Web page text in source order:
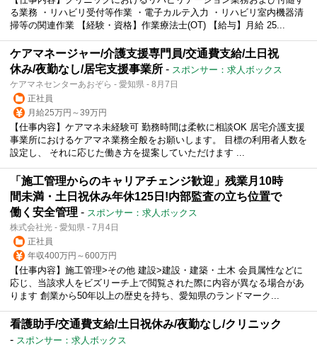
る業務 ・リハビリ受付等作業 ・電子カルテ入力 ・リハビリ室内機器清
掃等の関連作業 【経験・資格】作業療法士(OT) 【給与】月給 25...
ケアマネージャー/介護支援専門員/交通費支給/土日祝
休み/夜勤なし/居宅支援事業所 - スポンサー：求人ボックス
ケアマネセンターあおぞら - 愛知県 - 8月7日
正社員
月給25万円～39万円
【仕事内容】ケアマネ未経験可 勤務時間は柔軟に相談OK 居宅介護支援
事業所におけるケアマネ業務全般をお願いします。 目標の利用者人数を
設定し、 それに応じた働き方を提案していただけます ...
「施工管理からのキャリアチェンジ歓迎」残業月10時
間未満・土日祝休み年休125日!内部監査の立ち位置で
働く安全管理 - スポンサー：求人ボックス
株式会社光 - 愛知県 - 7月4日
正社員
年収400万円～600万円
【仕事内容】施工管理>その他 建設>建設・建築・土木 会員属性などに
応じ、当該求人をビズリーチ上で閲覧された際に内容が異なる場合があ
ります 創業から50年以上の歴史を持ち、愛知県のランドマーク...
看護助手/交通費支給/土日祝休み/夜勤なし/クリニック
- スポンサー：求人ボックス